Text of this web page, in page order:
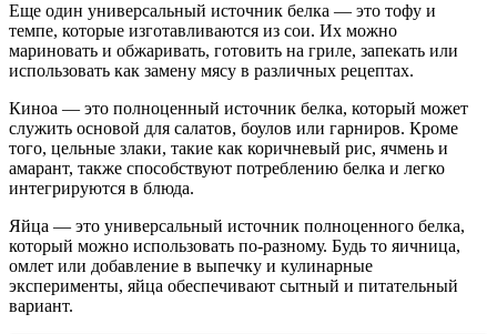
Еще один универсальный источник белка — это тофу и
темпе, которые изготавливаются из сои. Их можно
мариновать и обжаривать, готовить на гриле, запекать или
использовать как замену мясу в различных рецептах.
Киноа — это полноценный источник белка, который может
служить основой для салатов, боулов или гарниров. Кроме
того, цельные злаки, такие как коричневый рис, ячмень и
амарант, также способствуют потреблению белка и легко
интегрируются в блюда.
Яйца — это универсальный источник полноценного белка,
который можно использовать по-разному. Будь то яичница,
омлет или добавление в выпечку и кулинарные
эксперименты, яйца обеспечивают сытный и питательный
вариант.